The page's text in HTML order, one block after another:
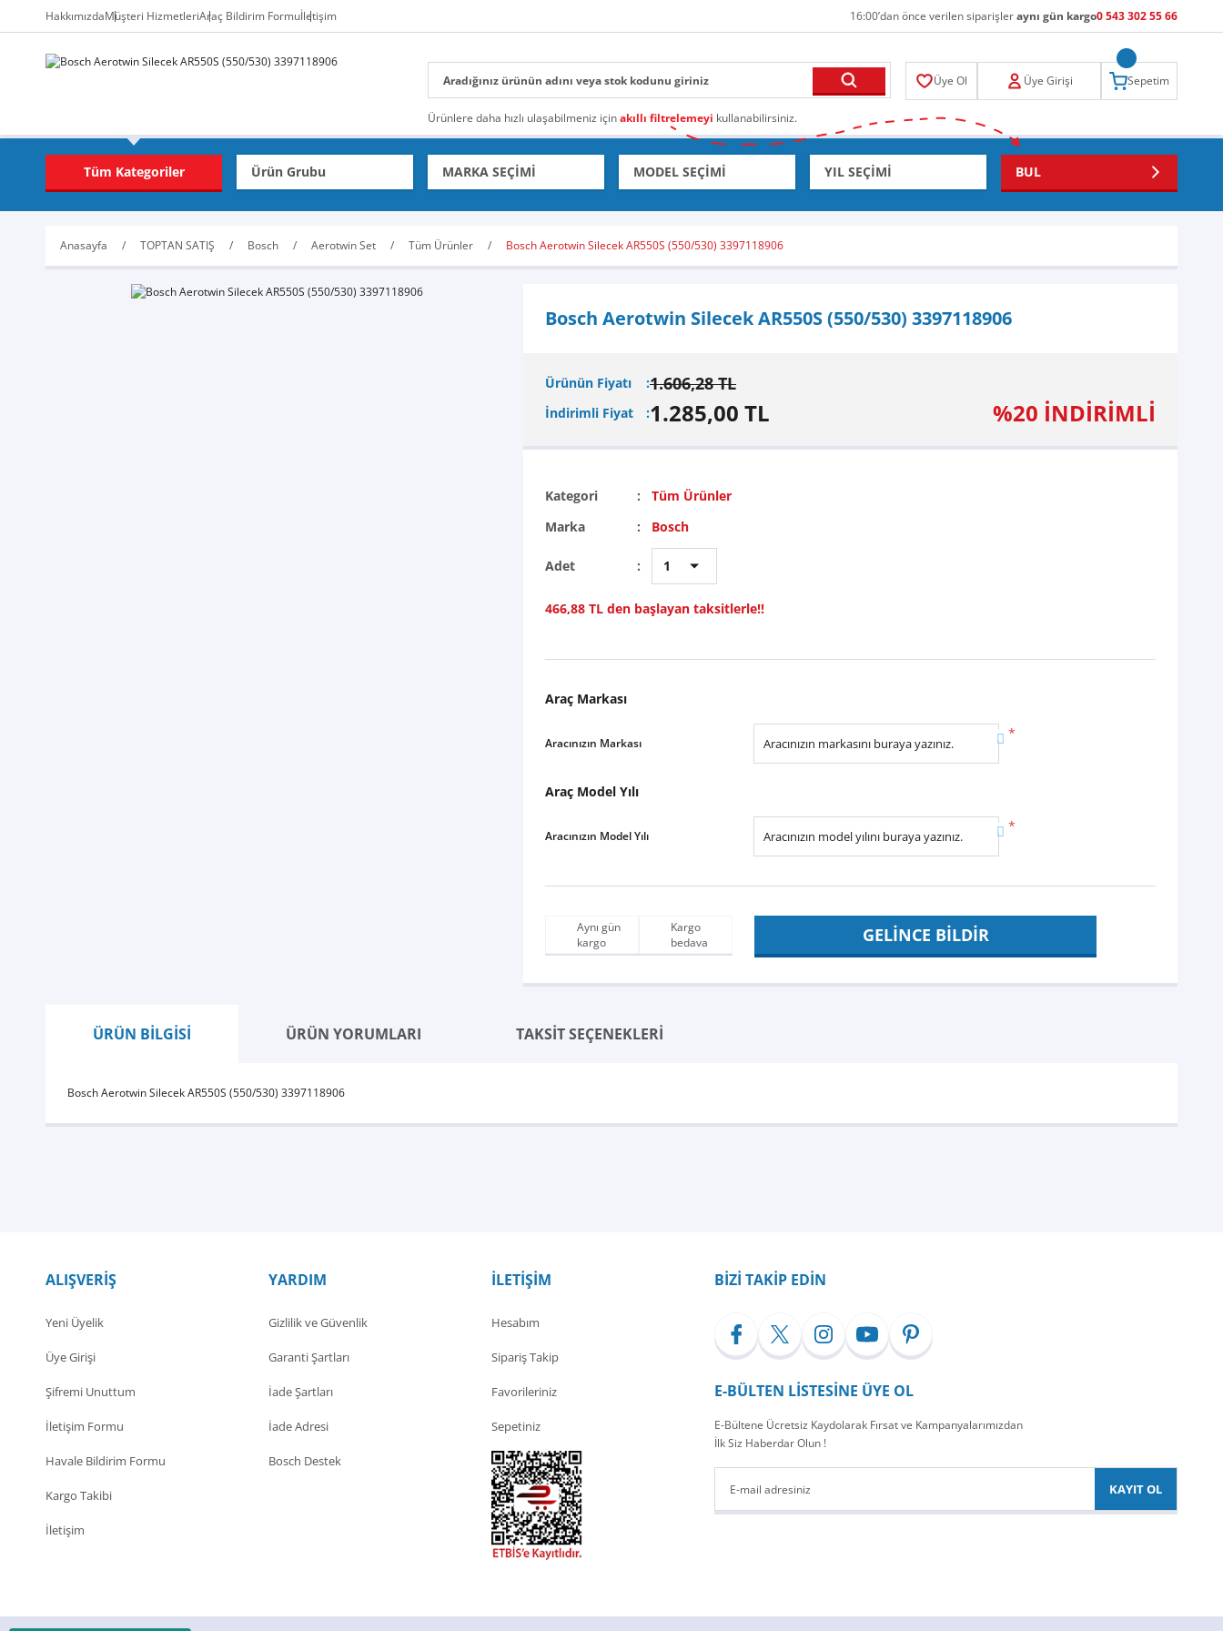
HakkımızdaMüşteri HizmetleriAraç Bildirim Formuİletişim 16:00’dan önce verilen siparişleraynı gün kargo0 543 302 55 66
Ürünlere daha hızlı ulaşabilmeniz içinakıllı filtrelemeyi kullanabilirsiniz.
Üye Ol Üye Girişi Sepetim
Tüm Kategoriler BUL
Anasayfa TOPTAN SATIŞ Bosch Aerotwin Set Tüm Ürünler Bosch Aerotwin Silecek AR550S (550/530) 3397118906
Bosch Aerotwin Silecek AR550S (550/530) 3397118906
Ürünün Fiyatı 1.606,28 TL
İndirimli Fiyat 1.285,00 TL %20 İNDİRİMLİ
Kategori
Tüm Ürünler
Marka
Bosch
Adet
466,88 TL den başlayan taksitlerle!!
Araç Markası
Aracınızın Markası
*
Araç Model Yılı
Aracınızın Model Yılı
*
Aynı gün
kargo
Kargo
bedava
GELİNCE BİLDİR
ÜRÜN BİLGİSİ ÜRÜN YORUMLARI TAKSİT SEÇENEKLERİ
Bosch Aerotwin Silecek AR550S (550/530) 3397118906
ALIŞVERİŞ
Yeni Üyelik
Üye Girişi
Şifremi Unuttum
İletişim Formu
Havale Bildirim Formu
Kargo Takibi
İletişim
YARDIM
Gizlilik ve Güvenlik
Garanti Şartları
İade Şartları
İade Adresi
Bosch Destek
İLETİŞİM
Hesabım
Sipariş Takip
Favorileriniz
Sepetiniz
BİZİ TAKİP EDİN
E-BÜLTEN LİSTESİNE ÜYE OL
E-Bültene Ücretsiz Kaydolarak Fırsat ve Kampanyalarımızdan
İlk Siz Haberdar Olun !
KAYIT OL